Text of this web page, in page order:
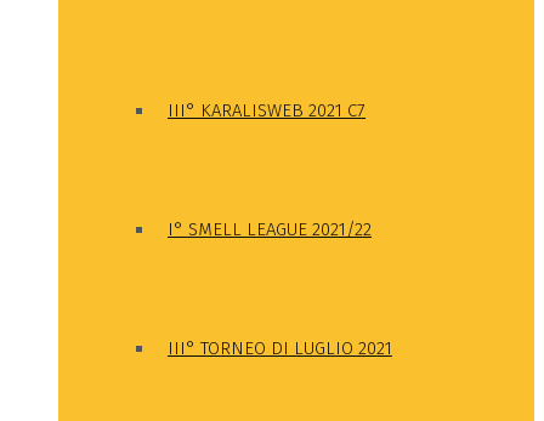
III° KARALISWEB 2021 C7
I° SMELL LEAGUE 2021/22
III° TORNEO DI LUGLIO 2021